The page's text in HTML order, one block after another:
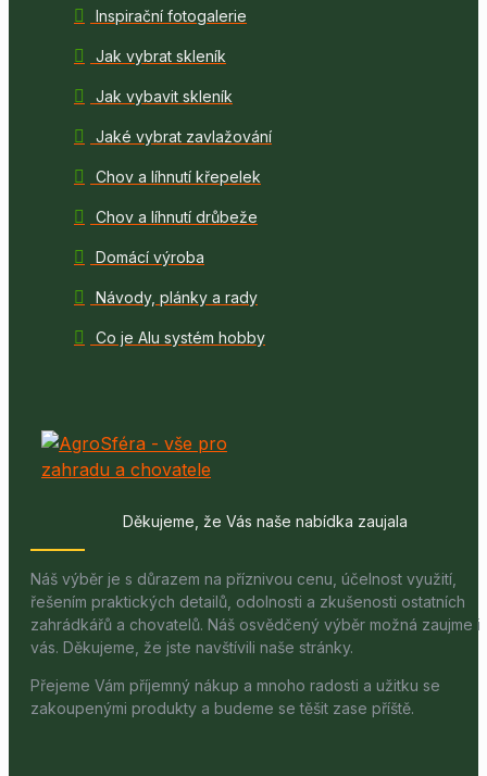
Inspirační fotogalerie
Jak vybrat skleník
Jak vybavit skleník
Jaké vybrat zavlažování
Chov a líhnutí křepelek
Chov a líhnutí drůbeže
Domácí výroba
Návody, plánky a rady
Co je Alu systém hobby
Děkujeme, že Vás naše nabídka zaujala
Náš výběr je s důrazem na příznivou cenu, účelnost využití,
řešením praktických detailů, odolnosti a zkušenosti ostatních
zahrádkářů a chovatelů. Náš osvědčený výběr možná zaujme i
vás. Děkujeme, že jste navštívili naše stránky.
Přejeme Vám příjemný nákup a mnoho radosti a užitku se
zakoupenými produkty a budeme se těšit zase příště.